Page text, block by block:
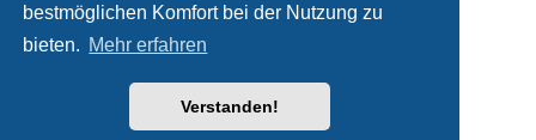
bestmöglichen Komfort bei der Nutzung zu
bieten. Mehr erfahren
Verstanden!